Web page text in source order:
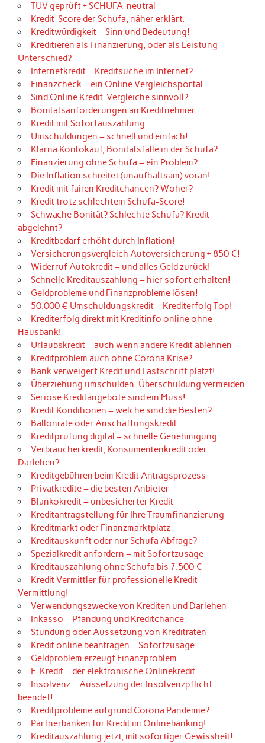
TÜV geprüft + SCHUFA-neutral
Kredit-Score der Schufa, näher erklärt.
Kreditwürdigkeit – Sinn und Bedeutung!
Kreditieren als Finanzierung, oder als Leistung –
Unterschied?
Internetkredit – Kreditsuche im Internet?
Finanzcheck – ein Online Vergleichsportal
Sind Online Kredit-Vergleiche sinnvoll?
Bonitätsanforderungen an Kreditnehmer
Kredit mit Sofortauszahlung
Umschuldungen – schnell und einfach!
Klarna Kontokauf, Bonitätsfalle in der Schufa?
Finanzierung ohne Schufa – ein Problem?
Die Inflation schreitet (unaufhaltsam) voran!
Kredit mit fairen Kreditchancen? Woher?
Kredit trotz schlechtem Schufa-Score!
Schwache Bonität? Schlechte Schufa? Kredit
abgelehnt?
Kreditbedarf erhöht durch Inflation!
Versicherungsvergleich Autoversicherung + 850 €!
Widerruf Autokredit – und alles Geld zurück!
Schnelle Kreditauszahlung – hier sofort erhalten!
Geldprobleme und Finanzprobleme lösen!
50.000 € Umschuldungskredit – Krediterfolg Top!
Krediterfolg direkt mit Kreditinfo online ohne
Hausbank!
Urlaubskredit – auch wenn andere Kredit ablehnen
Kreditproblem auch ohne Corona Krise?
Bank verweigert Kredit und Lastschrift platzt!
Überziehung umschulden. Überschuldung vermeiden
Seriöse Kreditangebote sind ein Muss!
Kredit Konditionen – welche sind die Besten?
Ballonrate oder Anschaffungskredit
Kreditprüfung digital – schnelle Genehmigung
Verbraucherkredit, Konsumentenkredit oder
Darlehen?
Kreditgebühren beim Kredit Antragsprozess
Privatkredite – die besten Anbieter
Blankokredit – unbesicherter Kredit
Kreditantragstellung für Ihre Traumfinanzierung
Kreditmarkt oder Finanzmarktplatz
Kreditauskunft oder nur Schufa Abfrage?
Spezialkredit anfordern – mit Sofortzusage
Kreditauszahlung ohne Schufa bis 7.500 €
Kredit Vermittler für professionelle Kredit
Vermittlung!
Verwendungszwecke von Krediten und Darlehen
Inkasso – Pfändung und Kreditchance
Stundung oder Aussetzung von Kreditraten
Kredit online beantragen – Sofortzusage
Geldproblem erzeugt Finanzproblem
E-Kredit – der elektronische Onlinekredit
Insolvenz – Aussetzung der Insolvenzpflicht
beendet!
Kreditprobleme aufgrund Corona Pandemie?
Partnerbanken für Kredit im Onlinebanking!
Kreditauszahlung jetzt, mit sofortiger Gewissheit!